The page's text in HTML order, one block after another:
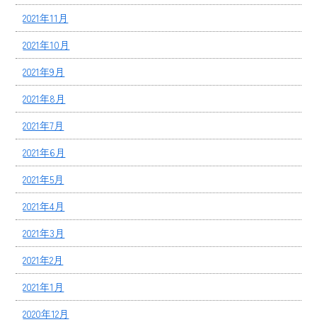
2021年11月
2021年10月
2021年9月
2021年8月
2021年7月
2021年6月
2021年5月
2021年4月
2021年3月
2021年2月
2021年1月
2020年12月